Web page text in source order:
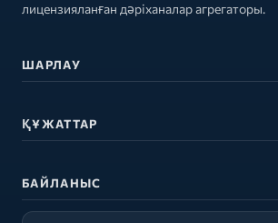
лицензияланған дәріханалар агрегаторы.
ШАРЛАУ
ҚҰЖАТТАР
БАЙЛАНЫС